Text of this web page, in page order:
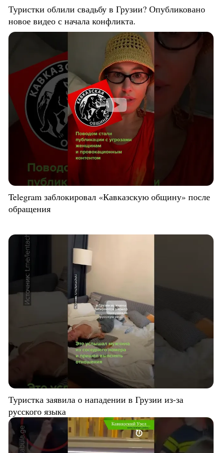
Туристки облили свадьбу в Грузии? Опубликовано
новое видео с начала конфликта.
Telegram заблокировал «Кавказскую общину» после
обращения
Туристка заявила о нападении в Грузии из-за
русского языка